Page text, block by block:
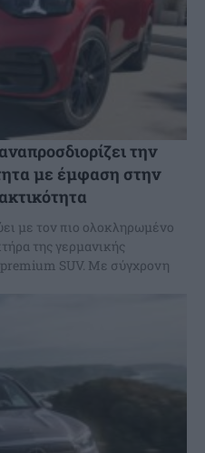
την
με έμφαση στην
με τον πιο ολοκληρωμένο
της γερμανικής
premium SUV. Με σύγχρονη